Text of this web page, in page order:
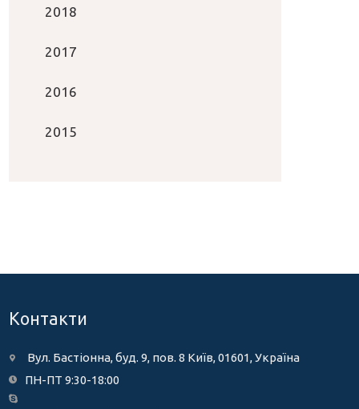
2018
2017
2016
2015
Контакти
Вул. Бастіонна, буд. 9, пов. 8 Київ, 01601, Україна
ПН-ПТ 9:30-18:00